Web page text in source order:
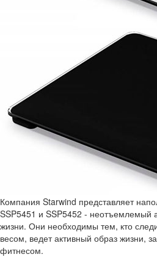
Компания Starwind представляет
SSP5451 и SSP5452 - неотъемлемый
жизни. Они необходимы тем, кто
весом, ведет активный образ жизни,
фитнесом.